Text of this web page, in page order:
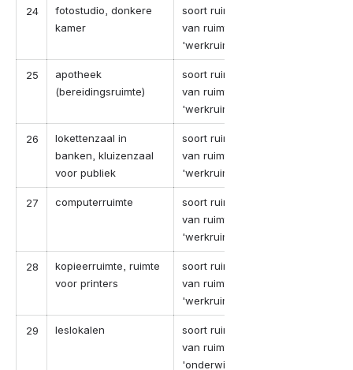
24
fotostudio, donkere
kamer
soort ruimte in geval
van ruimte-categorie
'werkruimten'
25
apotheek
(bereidingsruimte)
soort ruimte in geval
van ruimte-categorie
'werkruimten'
26
lokettenzaal in
banken, kluizenzaal
voor publiek
soort ruimte in geval
van ruimte-categorie
'werkruimten'
27 computerruimte
soort ruimte in geval
van ruimte-categorie
'werkruimten'
28
kopieerruimte, ruimte
voor printers
soort ruimte in geval
van ruimte-categorie
'werkruimten'
29 leslokalen
soort ruimte in geval
van ruimte-categorie
'onderwijsinstellingen'